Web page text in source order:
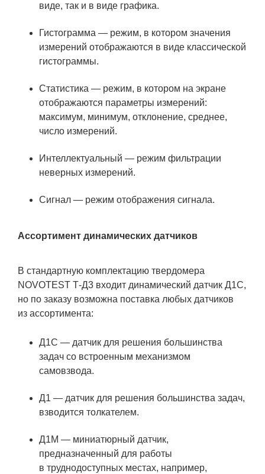
виде, так и в виде графика.
Гистограмма — режим, в котором значения
измерений отображаются в виде классической
гистограммы.
Статистика — режим, в котором на экране
отображаются параметры измерений:
максимум, минимум, отклонение, среднее,
число измерений.
Интеллектуальный — режим фильтрации
неверных измерений.
Сигнал — режим отображения сигнала.
Ассортимент динамических датчиков
В стандартную комплектацию твердомера
NOVOTEST Т-Д3 входит динамический датчик Д1С,
но по заказу возможна поставка любых датчиков
из ассортимента:
Д1С — датчик для решения большинства
задач со встроенным механизмом
самовзвода.
Д1 — датчик для решения большинства задач,
взводится толкателем.
Д1М — миниатюрный датчик,
предназначенный для работы
в труднодоступных местах, например,